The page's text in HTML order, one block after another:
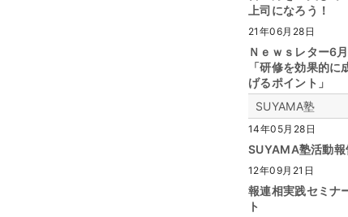
上司になろう！
21年06月28日
Ｎｅｗｓレター6
「研修を効果的に
げるポイント」
SUYAMA塾
14年05月28日
SUYAMA塾活動報
12年09月21日
報連相実践セミナ
ト